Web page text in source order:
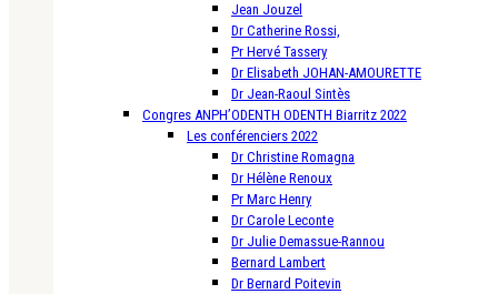
Jean Jouzel
Dr Catherine Rossi,
Pr Hervé Tassery
Dr Elisabeth JOHAN-AMOURETTE
Dr Jean-Raoul Sintès
Congres ANPH’ODENTH ODENTH Biarritz 2022
Les conférenciers 2022
Dr Christine Romagna
Dr Hélène Renoux
Pr Marc Henry
Dr Carole Leconte
Dr Julie Demassue-Rannou
Bernard Lambert
Dr Bernard Poitevin